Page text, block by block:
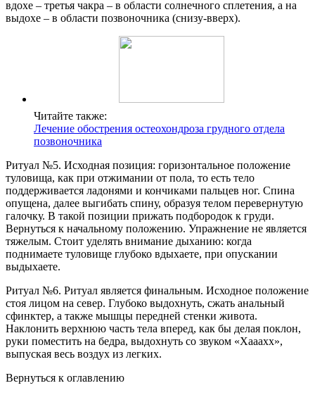
вдохе – третья чакра – в области солнечного сплетения, а на
выдохе – в области позвоночника (снизу-вверх).
Читайте также:
Лечение обострения остеохондроза грудного отдела
позвоночника
Ритуал №5. Исходная позиция: горизонтальное положение
туловища, как при отжимании от пола, то есть тело
поддерживается ладонями и кончиками пальцев ног. Спина
опущена, далее выгибать спину, образуя телом перевернутую
галочку. В такой позиции прижать подбородок к груди.
Вернуться к начальному положению. Упражнение не является
тяжелым. Стоит уделять внимание дыханию: когда
поднимаете туловище глубоко вдыхаете, при опускании
выдыхаете.
Ритуал №6. Ритуал является финальным. Исходное положение
стоя лицом на север. Глубоко выдохнуть, сжать анальный
сфинктер, а также мышцы передней стенки живота.
Наклонить верхнюю часть тела вперед, как бы делая поклон,
руки поместить на бедра, выдохнуть со звуком «Хааахх»,
выпуская весь воздух из легких.
Вернуться к оглавлению